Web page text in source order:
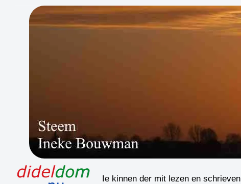
Ie kinnen der mit lezen en schrieven